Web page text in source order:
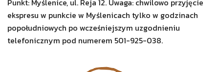
Punkt: Myślenice, ul. Reja 12. Uwaga: chwilowo przyjęcie
ekspresu w punkcie w Myślenicach tylko w godzinach
popołudniowych po wcześniejszym uzgodnieniu
telefonicznym pod numerem 501-925-038.